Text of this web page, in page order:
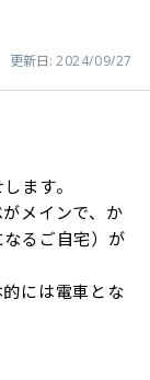
更新日: 2024/09/27
ます。
メインで、か
るご自宅）が
には電車とな